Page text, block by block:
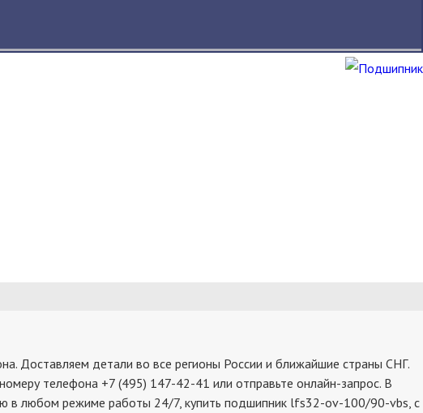
детали во все регионы России и ближайшие страны СНГ.
телефона +7 (495) 147-42-41 или отправьте онлайн-запрос. В
в любом режиме работы 24/7, купить подшипник lfs32-ov-100/90-vbs, с